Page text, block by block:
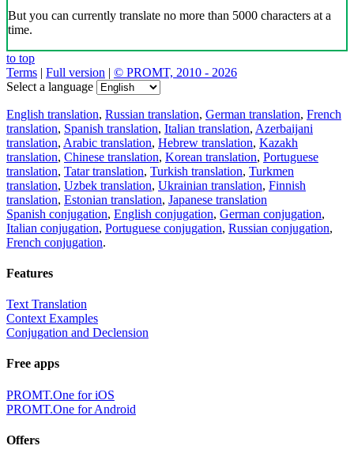
But you can currently translate no more than 5000 characters at a
time.
to top
Terms | Full version | © PROMT, 2010 - 2026
Select a language
English translation, Russian translation, German translation, French
translation, Spanish translation, Italian translation, Azerbaijani
translation, Arabic translation, Hebrew translation, Kazakh
translation, Chinese translation, Korean translation, Portuguese
translation, Tatar translation, Turkish translation, Turkmen
translation, Uzbek translation, Ukrainian translation, Finnish
translation, Estonian translation, Japanese translation
Spanish conjugation, English conjugation, German conjugation,
Italian conjugation, Portuguese conjugation, Russian conjugation,
French conjugation.
Features
Text Translation
Context Examples
Conjugation and Declension
Free apps
PROMT.One for iOS
PROMT.One for Android
Offers